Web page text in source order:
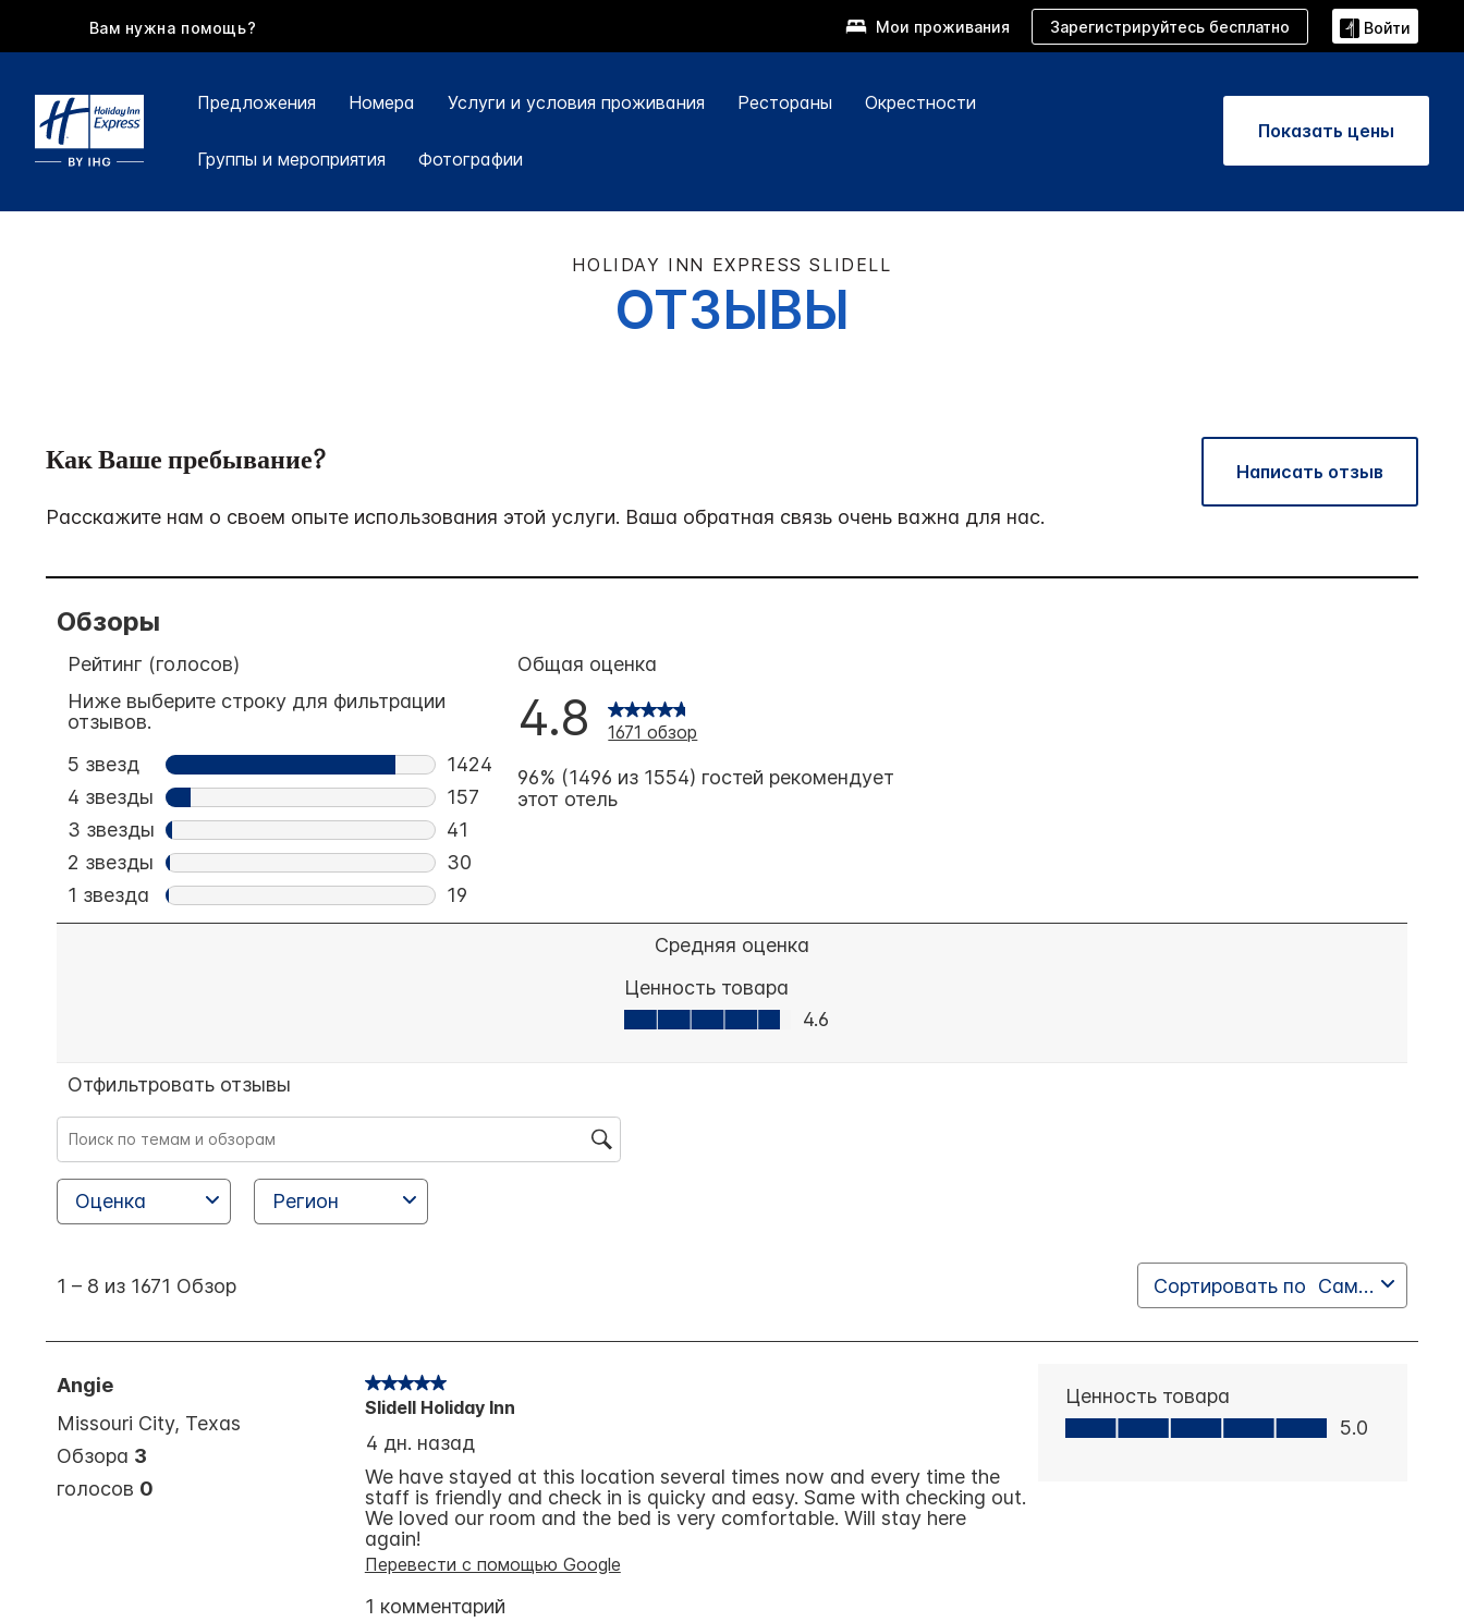
Вам нужна помощь? Мои проживания Зарегистрируйтесь бесплатно Войти
Предложения Номера Услуги и условия проживания Рестораны Окрестности
Группы и мероприятия Фотографии
Показать цены
HOLIDAY INN EXPRESS SLIDELL
ОТЗЫВЫ
Как Ваше пребывание?
Расскажите нам о своем опыте использования этой услуги. Ваша обратная связь очень важна для нас.
Написать отзыв